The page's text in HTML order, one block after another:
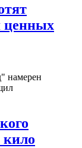
ценных
намерен
кило